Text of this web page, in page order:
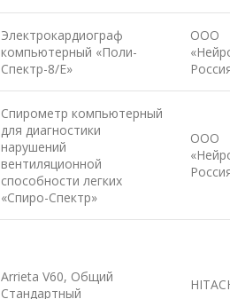
Электрокардиограф
компьютерный «Поли-
Спектр-8/Е»
ООО
Спирометр компьютерный
для диагностики
нарушений
вентиляционной
способности легких
«Спиро-Спектр»
ООО
Arrieta V60, Общий
Стандартный